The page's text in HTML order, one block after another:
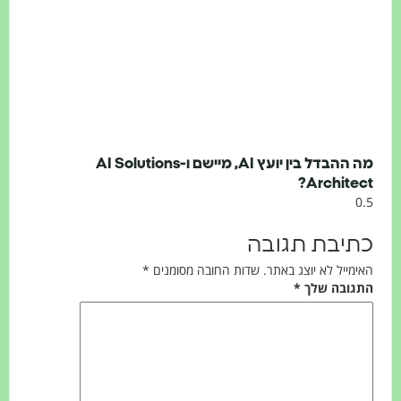
מה ההבדל בין יועץ AI, מיישם ו-AI Solutions
תגובה
לא יוצג באתר. שדות החובה מסומנים*
שלך*